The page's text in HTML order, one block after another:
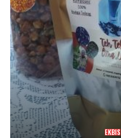
EKBIS